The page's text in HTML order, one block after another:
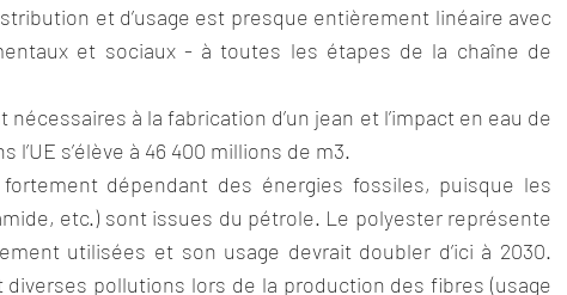
et d’usage est presque entièrement linéaire avec
et sociaux - à toutes les étapes de la chaîne de
nécessaires à la fabrication d’un jean et l’impact en eau de
s’élève à 46 400 millions de m3.
dépendant des énergies fossiles, puisque les
etc.) sont issues du pétrole. Le polyester représente
utilisées et son usage devrait doubler d’ici à 2030.
diverses pollutions lors de la production des fibres (usage